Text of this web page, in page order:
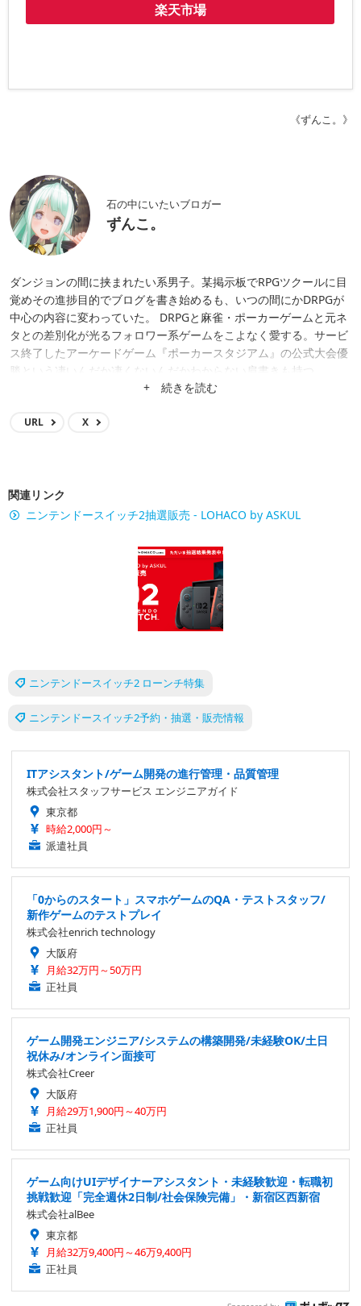
楽天市場
《ずんこ。》
石の中にいたいブロガー
ずんこ。
ダンジョンの間に挟まれたい系男子。某掲示板でRPGツクールに目
覚めその進捗目的でブログを書き始めるも、いつの間にかDRPGが
中心の内容に変わっていた。 DRPGと麻雀・ポーカーゲームと元ネ
タとの差別化が光るフォロワー系ゲームをこよなく愛する。サービ
ス終了したアーケードゲーム『ポーカースタジアム』の公式大会優
勝という凄いんだか凄くないんだかわからない肩書きも持つ。
+ 続きを読む
URL X
関連リンク
ニンテンドースイッチ2抽選販売 - LOHACO by ASKUL
ニンテンドースイッチ2 ローンチ特集
ニンテンドースイッチ2予約・抽選・販売情報
ITアシスタント/ゲーム開発の進行管理・品質管理
株式会社スタッフサービス エンジニアガイド
東京都
時給2,000円～
派遣社員
「0からのスタート」スマホゲームのQA・テストスタッフ/
新作ゲームのテストプレイ
株式会社enrich technology
大阪府
月給32万円～50万円
正社員
ゲーム開発エンジニア/システムの構築開発/未経験OK/土日
祝休み/オンライン面接可
株式会社Creer
大阪府
月給29万1,900円～40万円
正社員
ゲーム向けUIデザイナーアシスタント・未経験歓迎・転職初
挑戦歓迎「完全週休2日制/社会保険完備」・新宿区西新宿
株式会社alBee
東京都
月給32万9,400円～46万9,400円
正社員